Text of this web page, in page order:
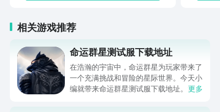
相关游戏推荐
命运群星测试服下载地址
在浩瀚的宇宙中，命运群星为玩家带来了
一个充满挑战和冒险的星际世界。今天小
编就带来命运群星测试服下载地址。游戏
更多